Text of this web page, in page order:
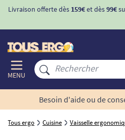
Livraison offerte dès 159€et dès99€
MENU
Besoin d'aide ou de
Tous ergo Cuisine Vaisselle